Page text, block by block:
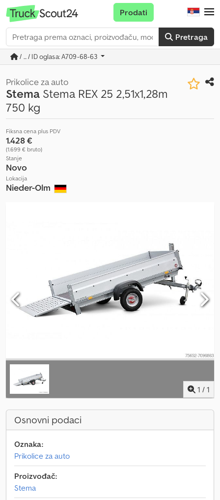
Pretraga
Prodati
/ ... / ID oglasa: A709-68-63
Prikolice za auto
Stema Stema REX 25 2,51x1,28m
750 kg
Fiksna cena plus PDV
1.428 €
(1.699 € bruto)
Stanje
Novo
Lokacija
Nieder-Olm
1 / 1
Osnovni podaci
Oznaka:
Prikolice za auto
Proizvođač:
Stema